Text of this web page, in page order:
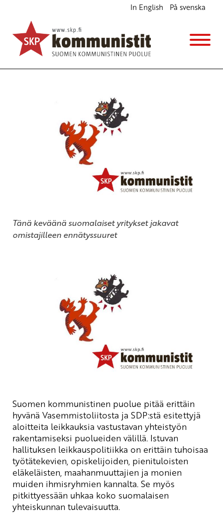
In English På svenska
Leikkausten ja kuripolitiikan vastaiseen
yhteisrintamaan
Ajankohtaista
3.2.2016 - 12:15
SKP
Tänä keväänä suomalaiset yritykset jakavat
omistajilleen ennätyssuuret
Suomen kommunistinen puolue pitää erittäin
hyvänä Vasemmistoliitosta ja SDP:stä esitettyjä
aloitteita leikkauksia vastustavan yhteistyön
rakentamiseksi puolueiden välillä. Istuvan
hallituksen leikkauspolitiikka on erittäin tuhoisaa
työtätekevien, opiskelijoiden, pienituloisten
eläkeläisten, maahanmuuttajien ja monien
muiden ihmisryhmien kannalta. Se myös
pitkittyessään uhkaa koko suomalaisen
yhteiskunnan tulevaisuutta.